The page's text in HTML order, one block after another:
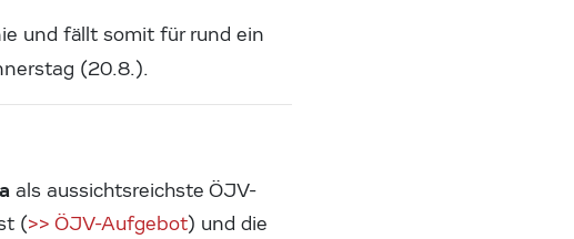
und fällt somit für rund ein
(20.8.).
als aussichtsreichste ÖJV-
(>> ÖJV-Aufgebot) und die